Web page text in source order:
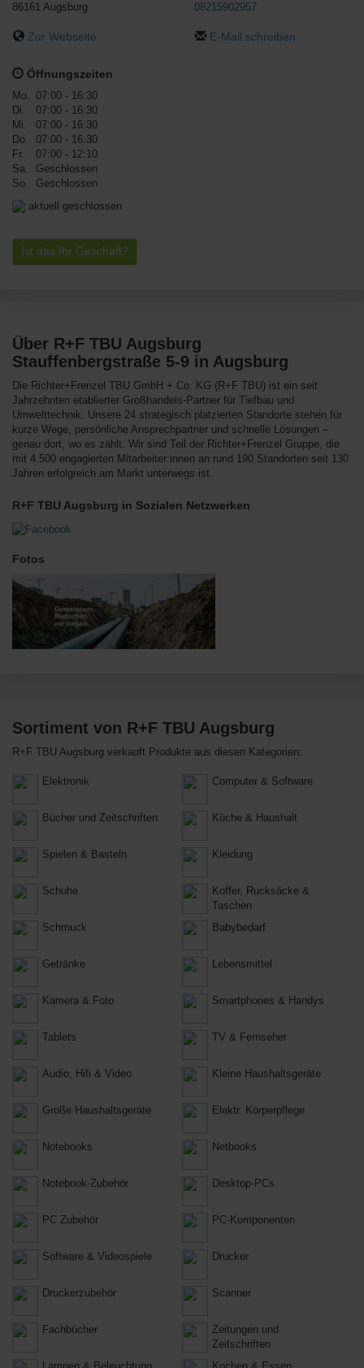
86161 Augsburg
Zur Webseite
08215902957
E-Mail schreiben
Öffnungszeiten
Mo. 07:00 - 16:30
Di.
07:00 - 16:30
Mi.
07:00 - 16:30
Do.
07:00 - 16:30
Fr.
07:00 - 12:10
Sa.
Geschlossen
So.
Geschlossen
aktuell geschlossen
Ist das Ihr Geschäft?
Über R+F TBU Augsburg
Stauffenbergstraße 5-9 in Augsburg
Die Richter+Frenzel TBU GmbH + Co. KG (R+F TBU) ist ein seit
Jahrzehnten etablierter Großhandels-Partner für Tiefbau und
Umwelttechnik. Unsere 24 strategisch platzierten Standorte stehen für
kurze Wege, persönliche Ansprechpartner und schnelle Lösungen –
genau dort, wo es zählt. Wir sind Teil der Richter+Frenzel Gruppe, die
mit 4.500 engagierten Mitarbeiter:innen an rund 190 Standorten seit 130
Jahren erfolgreich am Markt unterwegs ist.
R+F TBU Augsburg in Sozialen Netzwerken
Fotos
Sortiment von R+F TBU Augsburg
R+F TBU Augsburg verkauft Produkte aus diesen Kategorien:
Elektronik Computer & Software
Bücher und Zeitschriften Küche & Haushalt
Spielen & Basteln Kleidung
Schuhe
Koffer, Rucksäcke &
Taschen
Schmuck
Babybedarf
Getränke Lebensmittel
Kamera & Foto Smartphones & Handys
Tablets TV & Fernseher
Audio, Hifi & Video Kleine Haushaltsgeräte
Große Haushaltsgeräte Elektr. Körperpflege
Notebooks Netbooks
Notebook-Zubehör Desktop-PCs
PC Zubehör PC-Komponenten
Software & Videospiele Drucker
Druckerzubehör Scanner
Fachbücher
Zeitungen und
Zeitschriften